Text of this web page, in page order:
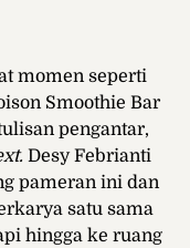
momen seperti
Smoothie Bar
pengantar,
Desy Febrianti
pameran ini dan
satu sama
hingga ke ruang